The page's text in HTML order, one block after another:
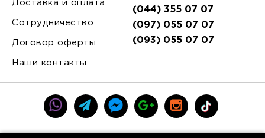
Доставка и оплата
Сотрудничество
Договор оферты
Наши контакты
(044) 355 07 07
(097) 055 07 07
(093) 055 07 07